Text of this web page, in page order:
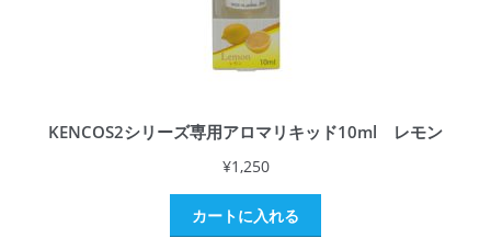
KENCOS2シリーズ専用アロマリキッド10ml レモン
¥1,250
カートに入れる